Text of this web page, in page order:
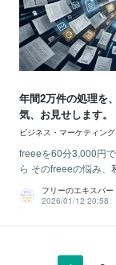
年間2万件の処理を
気、お見せします。
ビジネス・マーケティング
freeeを60分3,000円
ら そのfreeeの悩み、
フリーのエキスパー
2026/01/12 20:58